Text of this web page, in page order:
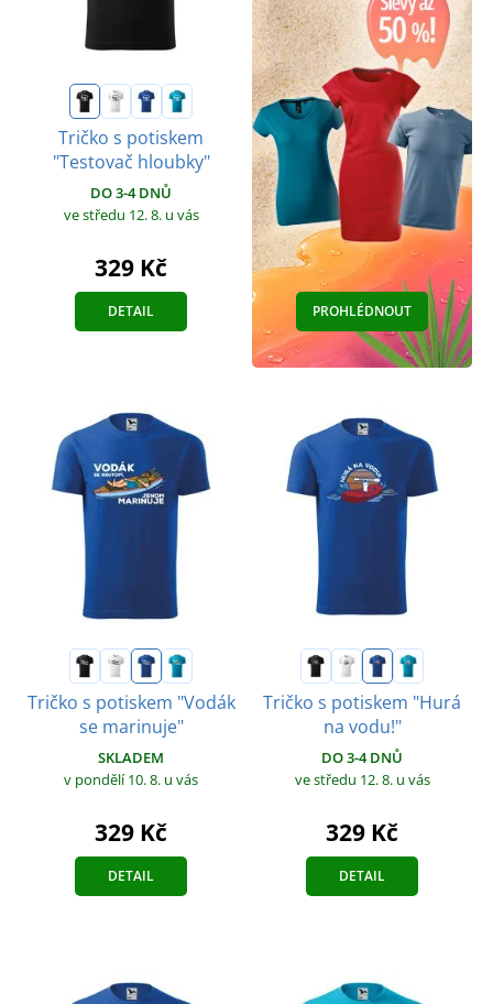
Tričko s potiskem
"Testovač hloubky"
DO 3-4 DNŮ
ve středu 12. 8. u vás
329 Kč
DETAIL PROHLÉDNOUT
Tričko s potiskem "Vodák
se marinuje"
SKLADEM
v pondělí 10. 8. u vás
329 Kč
DETAIL
Tričko s potiskem "Hurá
na vodu!"
DO 3-4 DNŮ
ve středu 12. 8. u vás
329 Kč
DETAIL